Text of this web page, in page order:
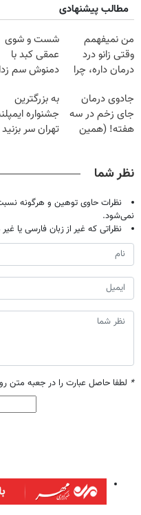
مطالب پیشنهادی
من نمیفهمم
وقتی زانو درد
درمان داره، چرا
تحمل میکنی؟❗
شست و شوی
عمقی کبد با
دمنوش سم
جادوی درمان
جای زخم در سه
هفته! (همین
به بزرگترین
جشنواره
تهران سر
نظر شما
نظرات حاوی توهین و هرگونه
نمی‌شود.
نظراتی که غیر از زبان فارسی یا
* لطفا حاصل عبارت را در جعبه متن